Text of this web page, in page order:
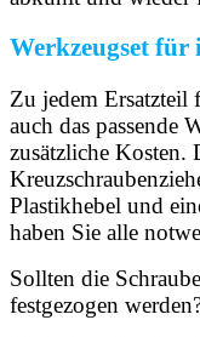
Werkzeugset für
Zu jedem
auch das passende
zusätzliche Kosten.
Plastikhebel und
haben Sie alle
Sollten die
festgezogen